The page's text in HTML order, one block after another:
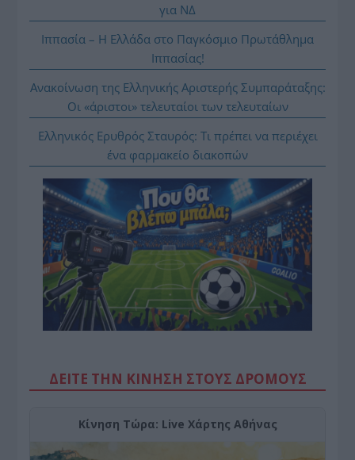
για ΝΔ
Ιππασία – Η Ελλάδα στο Παγκόσμιο Πρωτάθλημα
Ιππασίας!
Ανακοίνωση της Ελληνικής Αριστερής Συμπαράταξης:
Οι «άριστοι» τελευταίοι των τελευταίων
Ελληνικός Ερυθρός Σταυρός: Τι πρέπει να περιέχει
ένα φαρμακείο διακοπών
ΔΕΙΤΕ ΤΗΝ ΚΙΝΗΣΗ ΣΤΟΥΣ ΔΡΌΜΟΥΣ
Κίνηση Τώρα: Live Χάρτης Αθήνας